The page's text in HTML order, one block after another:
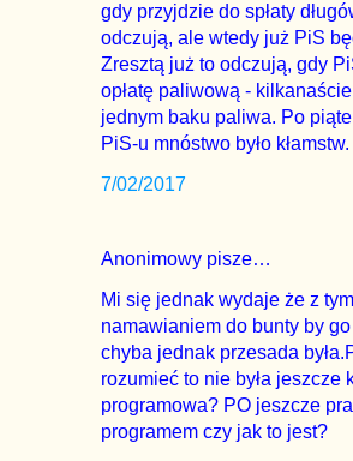
gdy przyjdzie do spłaty
odczują, ale wtedy już PiS
Zresztą już to odczują, gdy
opłatę paliwową -
jednym baku paliwa. Po
PiS-u mnóstwo było kłamstw.
7/02/2017
Anonimowy pisze…
Mi się jednak wydaje że z
namawianiem do bunty by go
chyba jednak przesada
rozumieć to nie była jeszcze
programowa? PO jeszcze
programem czy jak to jest?